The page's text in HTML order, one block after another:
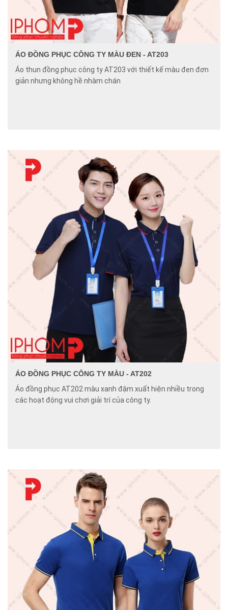
ÁO ĐỒNG PHỤC CÔNG TY MÀU ĐEN - AT203
Áo thun đồng phục công ty AT203 với thiết kế màu đen đơn
giản nhưng không hề nhàm chán
ÁO ĐỒNG PHỤC CÔNG TY MÀU - AT202
Áo đồng phục AT202 màu xanh đậm xuất hiện nhiều trong
các hoạt động vui chơi giải trí của công ty.